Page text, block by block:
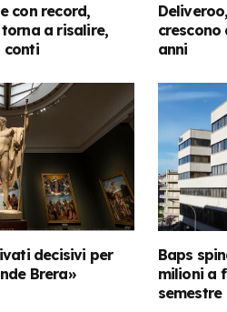
con record,
a risalire,
conti
crescono
anni
decisivi per
Brera»
Baps
milioni a
semestre